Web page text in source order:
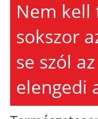
Nem kell
sokszor
se szól
elengedi